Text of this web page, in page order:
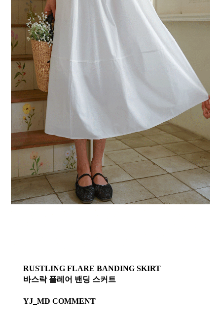
RUSTLING FLARE BANDING SKIRT
바스락 플레어 밴딩 스커트
YJ_MD COMMENT